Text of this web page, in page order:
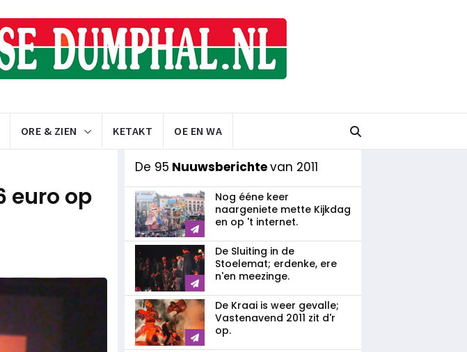
ORE & ZIEN KETAKT OE EN WA
euro op
De 95 Nuuwsberichtevan 2011
Nog ééne keer
naargeniete mette Kijkdag
en op 't internet.
De Sluiting in de
Stoelemat; erdenke, ere
n'en meezinge.
De Kraai is weer gevalle;
Vastenavend 2011 zit d'r
op.